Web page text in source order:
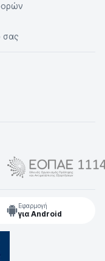
σας
Εφαρμογή
για Android